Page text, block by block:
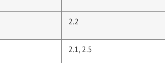
2.2
2.1, 2.5